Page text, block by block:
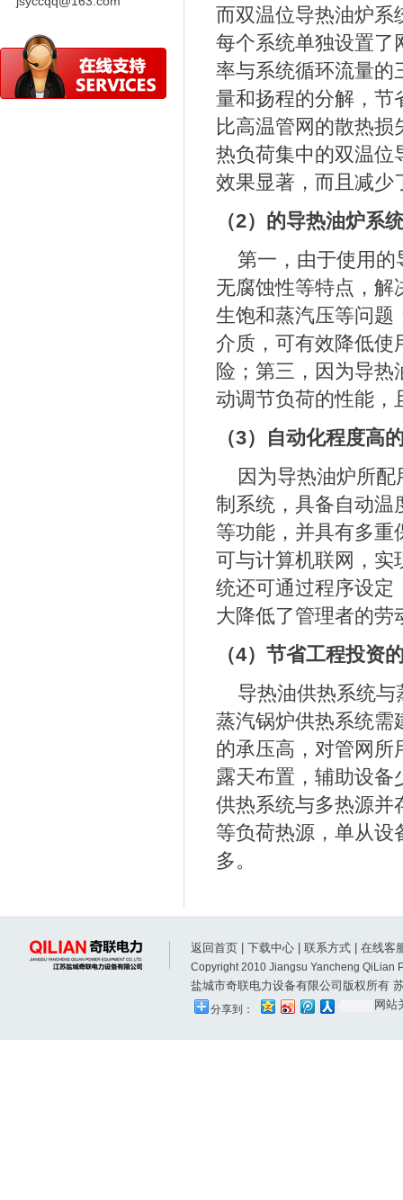
而双温位导热油炉系
每个系统单独设置了
率与系统循环流量的
量和扬程的分解，节
比高温管网的散热
热负荷集中的双温位
效果显著，而且减少
（2）的导热油炉系
第一，由于使用
无腐蚀性等特点，解
生饱和蒸汽压等问题
介质，可有效降低使
险；第三，因为导热
动调节负荷的性能，
（3）自动化程度高
因为导热油炉所
制系统，具备自动温
等功能，并具有多重
可与计算机联网，实
统还可通过程序设定
大降低了管理者的劳
（4）节省工程投资
导热油供热系统与
蒸汽锅炉供热系统需
的承压高，对管网所
露天布置，辅助设备
供热系统与多热源并
等负荷热源，单从设
多。
返回首页 下载中心 联系方式 在线客
Copyright 2010 Jiangsu Yancheng QiLian
盐城市奇联电力设备有限公司版权所有
网站
分享到：